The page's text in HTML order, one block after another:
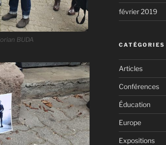
BUDA
février 2019
CATÉGORIES
Articles
Conférences
Éducation
Europe
Expositions